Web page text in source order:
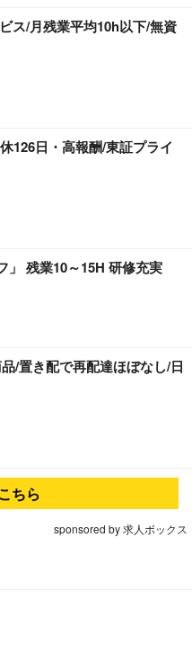
ス/月残業平均10h以下/無資
126日・高報酬/東証プライ
」 残業10～15H 研修充実
/置き配で再配達ほぼなし/日
ちら
sponsored by 求人ボックス